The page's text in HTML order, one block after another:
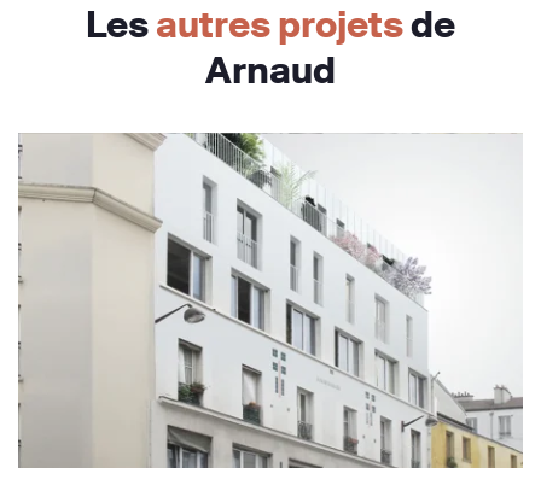
Lesautres projetsde
Arnaud